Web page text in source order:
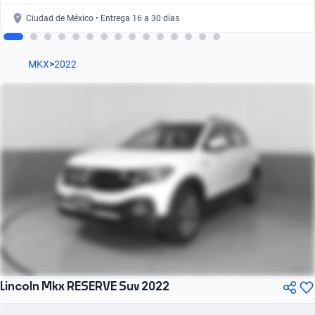
Ciudad de México • Entrega 16 a 30 días
MKX>2022
Lincoln Mkx RESERVE Suv 2022